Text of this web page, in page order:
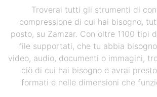
Troverai tutti gli strumenti di
compressione di cui hai bisogno,
posto, su Zamzar. Con oltre 1100 tipi
file supportati, che tu abbia
video, audio, documenti o immagini,
ciò di cui hai bisogno e avrai
formati e nelle dimensioni che